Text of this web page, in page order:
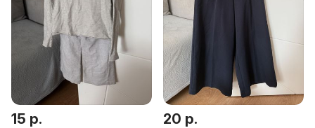
15 р. 20 р.